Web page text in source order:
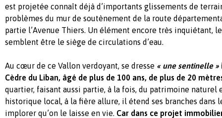
est projetée connaît déjà d’importants glissements de
problèmes du mur de soutènement de la route
partie l’Avenue Thiers. Un élément encore très inquiétant,
semblent être le siège de circulations d’eau.
Au cœur de ce Vallon verdoyant, se dresse « une sentinelle »
Cèdre du Liban, âgé de plus de 100 ans, de plus de 20
quartier, faisant aussi partie, à la fois, du patrimoine naturel
historique local, à la fière allure, il étend ses branches dans
implorer qu’on le laisse en vie. Car dans ce projet